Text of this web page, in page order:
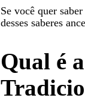
Se você quer
desses saberes
Qual é